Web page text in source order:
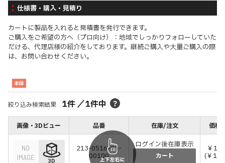
仕様書・購入・見積り
カートに製品を入れると見積書を発行できます。
ご購入をご希望の方へ（プロ向け）：地域でしっかりフォローしていた
だける、代理店様の紹介をしております。継続ご購入や大量ご購入の際
は、お問い合わせください。
本体
絞り込み検索結果 1件／1件中
画像・3Dビュー 品番 在庫/注文 価格(
213-0516-96-
00100
ログイン後在庫表示
カート
￥
(￥